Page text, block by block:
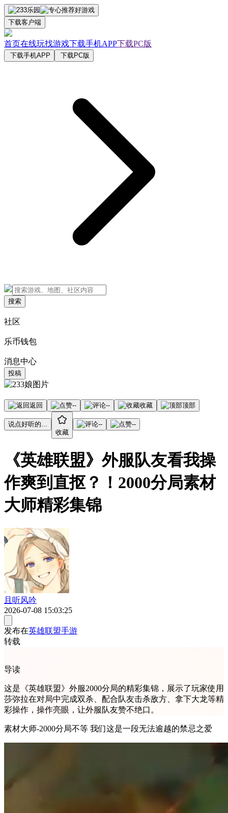
下载客户端
首页在线玩找游戏下载手机APP下载PC版
下载手机APP 下载PC版
搜索
社区
乐币钱包
消息中心
投稿
返回 -- -- 收藏 顶部
说点好听的...
收藏
-- --
《英雄联盟》外服队友看我操
作爽到直抠？！2000分局素材
大师精彩集锦
且听风吟
2026-07-08 15:03:25
发布在英雄联盟手游
转载
导读
这是《英雄联盟》外服2000分局的精彩集锦，展示了玩家使用
莎弥拉在对局中完成双杀、配合队友击杀敌方、拿下大龙等精
彩操作，操作亮眼，让外服队友赞不绝口。
素材大师-2000分局不等 我们这是一段无法逾越的禁忌之爱